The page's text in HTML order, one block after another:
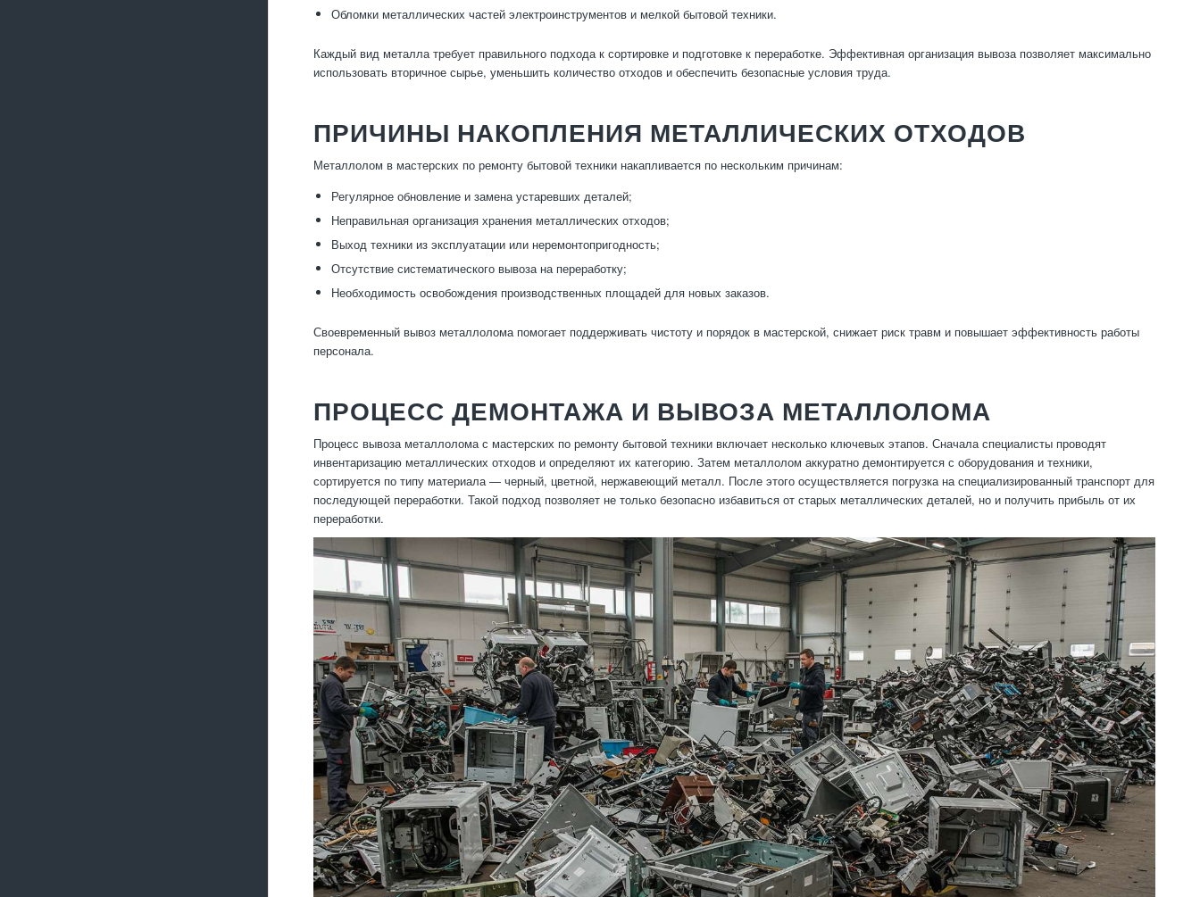
Обломки металлических частей электроинструментов и мелкой бытовой техники.
Каждый вид металла требует правильного подхода к сортировке и подготовке к переработке. Эффективная организация вывоза позволяет максимально
использовать вторичное сырье, уменьшить количество отходов и обеспечить безопасные условия труда.
ПРИЧИНЫ НАКОПЛЕНИЯ МЕТАЛЛИЧЕСКИХ ОТХОДОВ
Металлолом в мастерских по ремонту бытовой техники накапливается по нескольким причинам:
Регулярное обновление и замена устаревших деталей;
Неправильная организация хранения металлических отходов;
Выход техники из эксплуатации или неремонтопригодность;
Отсутствие систематического вывоза на переработку;
Необходимость освобождения производственных площадей для новых заказов.
Своевременный вывоз металлолома помогает поддерживать чистоту и порядок в мастерской, снижает риск травм и повышает эффективность работы
персонала.
ПРОЦЕСС ДЕМОНТАЖА И ВЫВОЗА МЕТАЛЛОЛОМА
Процесс вывоза металлолома с мастерских по ремонту бытовой техники включает несколько ключевых этапов. Сначала специалисты проводят
инвентаризацию металлических отходов и определяют их категорию. Затем металлолом аккуратно демонтируется с оборудования и техники,
сортируется по типу материала — черный, цветной, нержавеющий металл. После этого осуществляется погрузка на специализированный транспорт для
последующей переработки. Такой подход позволяет не только безопасно избавиться от старых металлических деталей, но и получить прибыль от их
переработки.